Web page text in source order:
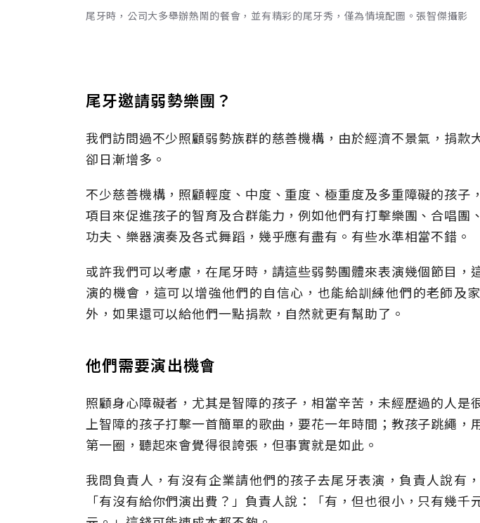
尾牙時，公司大多舉辦熱鬧的餐會，並有精彩的尾牙秀，僅為情境配圖。張智傑攝影
尾牙邀請弱勢樂團？
我們訪問過不少照顧弱勢族群的慈善機構，由於經濟不景氣，捐款
卻日漸增多。
不少慈善機構，照顧輕度、中度、重度、極重度及多重障礙的孩子
項目來促進孩子的智育及合群能力，例如他們有打擊樂團、合唱團
功夫、樂器演奏及各式舞蹈，幾乎應有盡有。有些水準相當不錯。
或許我們可以考慮，在尾牙時，請這些弱勢團體來表演幾個節目，
演的機會，這可以增強他們的自信心，也能給訓練他們的老師及
外，如果還可以給他們一點捐款，自然就更有幫助了。
他們需要演出機會
照顧身心障礙者，尤其是智障的孩子，相當辛苦，未經歷過的人是
上智障的孩子打擊一首簡單的歌曲，要花一年時間；教孩子跳繩，
第一圈，聽起來會覺得很誇張，但事實就是如此。
我問負責人，有沒有企業請他們的孩子去尾牙表演，負責人說有
「有沒有給你們演出費？」負責人說：「有，但也很小，只有幾千